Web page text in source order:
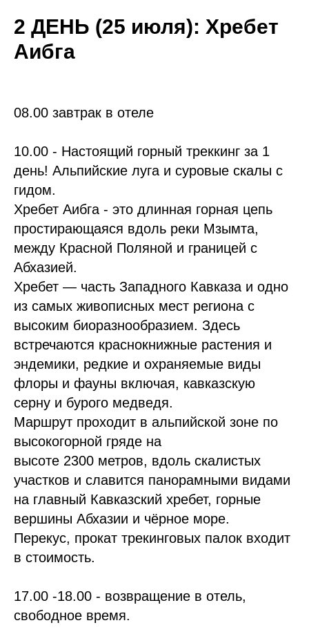
2 ДЕНЬ (25 июля): Хребет
Аибга
08.00 завтрак в отеле
10.00 - Настоящий горный треккинг за 1
день! Альпийские луга и суровые скалы с
гидом.
Хребет Аибга - это длинная горная цепь
простирающаяся вдоль реки Мзымта,
между Красной Поляной и границей с
Абхазией.
Хребет — часть Западного Кавказа и одно
из самых живописных мест региона с
высоким биоразнообразием. Здесь
встречаются краснокнижные растения и
эндемики, редкие и охраняемые виды
флоры и фауны включая, кавказскую
серну и бурого медведя.
Маршрут проходит в альпийской зоне по
высокогорной гряде на
высоте 2300 метров, вдоль скалистых
участков и славится панорамными видами
на главный Кавказский хребет, горные
вершины Абхазии и чёрное море.
Перекус, прокат трекинговых палок входит
в стоимость.
17.00 -18.00 - возвращение в отель,
свободное время.